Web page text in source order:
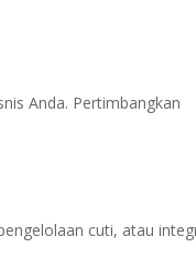
Anda. Pertimbangkan
cuti, atau